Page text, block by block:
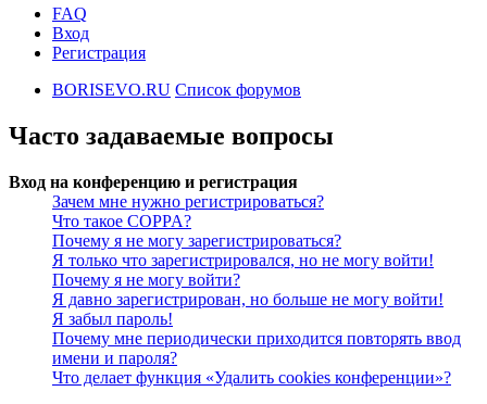
FAQ
Вход
Регистрация
BORISEVO.RU Список форумов
Часто задаваемые вопросы
Вход на конференцию и регистрация
Зачем мне нужно регистрироваться?
Что такое COPPA?
Почему я не могу зарегистрироваться?
Я только что зарегистрировался, но не могу войти!
Почему я не могу войти?
Я давно зарегистрирован, но больше не могу войти!
Я забыл пароль!
Почему мне периодически приходится повторять ввод
имени и пароля?
Что делает функция «Удалить cookies конференции»?